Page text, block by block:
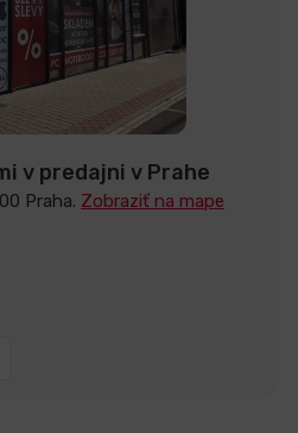
v predajni v Prahe
Praha. Zobraziť na mape